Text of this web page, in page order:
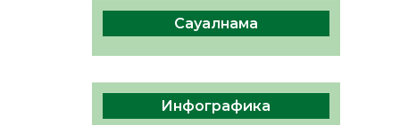
Руслан Рүстемұлы облыс
әкімінің кеңесшісі болып
тағайындалды
Сауалнама
Инфографика